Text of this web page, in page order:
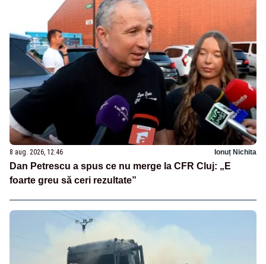
8 aug. 2026, 12:46 Ionuț Nichita
Dan Petrescu a spus ce nu merge la CFR Cluj: „E
foarte greu să ceri rezultate”